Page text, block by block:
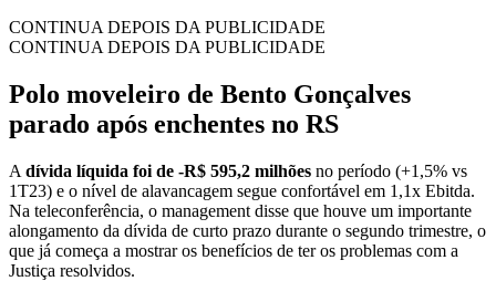
CONTINUA DEPOIS DA PUBLICIDADE
CONTINUA DEPOIS DA PUBLICIDADE
Polo moveleiro de Bento Gonçalves
parado após enchentes no RS
A dívida líquida foi de -R$ 595,2 milhões no período (+1,5% vs
1T23) e o nível de alavancagem segue confortável em 1,1x Ebitda.
Na teleconferência, o management disse que houve um importante
alongamento da dívida de curto prazo durante o segundo trimestre, o
que já começa a mostrar os benefícios de ter os problemas com a
Justiça resolvidos.